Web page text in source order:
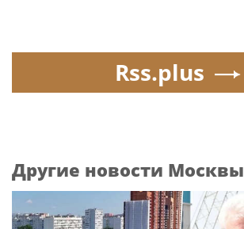
Rss.plus
Другие новости Москвы